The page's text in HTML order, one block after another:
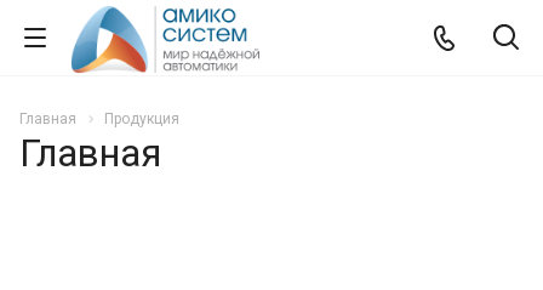
Главная Продукция
Главная